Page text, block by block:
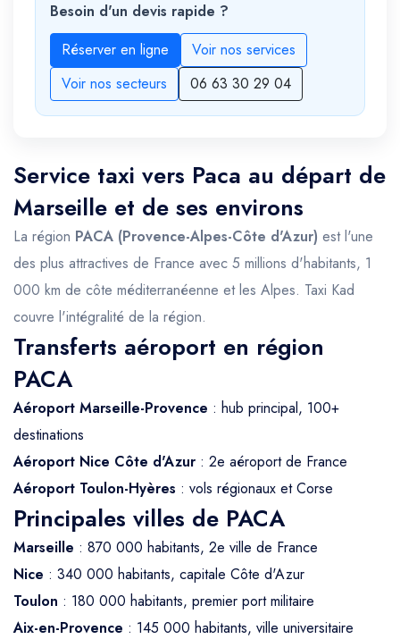
Besoin d'un devis rapide ?
Réserver en ligne
Voir nos services
Voir nos secteurs
06 63 30 29 04
Service taxi vers Paca au départ de
Marseille et de ses environs
La région PACA (Provence-Alpes-Côte d'Azur) est l'une
des plus attractives de France avec 5 millions d'habitants, 1
000 km de côte méditerranéenne et les Alpes. Taxi Kad
couvre l'intégralité de la région.
Transferts aéroport en région
PACA
Aéroport Marseille-Provence : hub principal, 100+
destinations
Aéroport Nice Côte d'Azur : 2e aéroport de France
Aéroport Toulon-Hyères : vols régionaux et Corse
Principales villes de PACA
Marseille : 870 000 habitants, 2e ville de France
Nice : 340 000 habitants, capitale Côte d'Azur
Toulon : 180 000 habitants, premier port militaire
Aix-en-Provence : 145 000 habitants, ville universitaire